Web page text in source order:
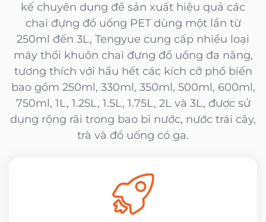
kế chuyên dụng để sản xuất hiệu quả các
chai đựng đồ uống PET dùng một lần từ
250ml đến 3L, Tengyue cung cấp nhiều loại
máy thổi khuôn chai đựng đồ uống đa năng,
tương thích với hầu hết các kích cỡ phổ biến
bao gồm 250ml, 330ml, 350ml, 500ml, 600ml,
750ml, 1L, 1.25L, 1.5L, 1.75L, 2L và 3L, được sử
dụng rộng rãi trong bao bì nước, nước trái cây,
trà và đồ uống có ga.